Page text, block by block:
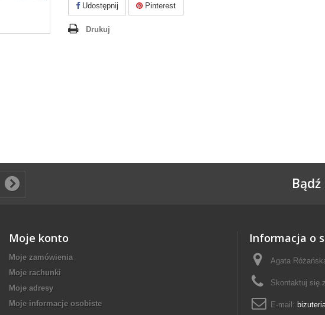
Udostępnij Pinterest
Drukuj
Moje konto
Moje zamówienia
Moje rachunki
Moje adresy
Moje informacje osobiste
Informacja o
Agata
Skontaktuj się
E-mail: